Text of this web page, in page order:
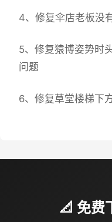
4、修复伞店老板没
5、修复猿博姿势时
问题
6、修复草堂楼梯下
📐 免费